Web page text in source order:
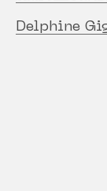
Delphine